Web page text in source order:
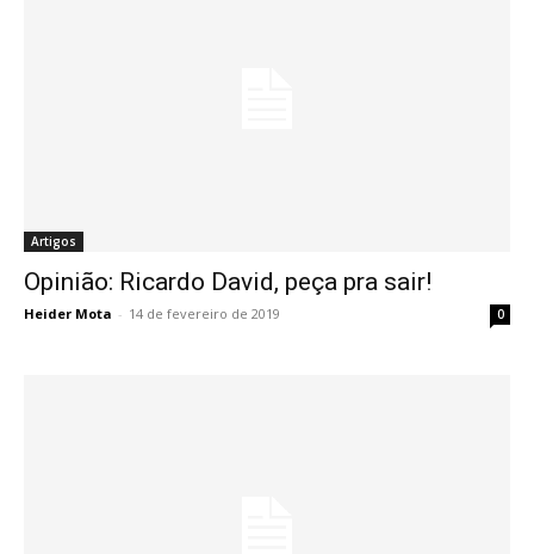
Artigos
Opinião: Ricardo David, peça pra sair!
Heider Mota - 14 de fevereiro de 2019 0